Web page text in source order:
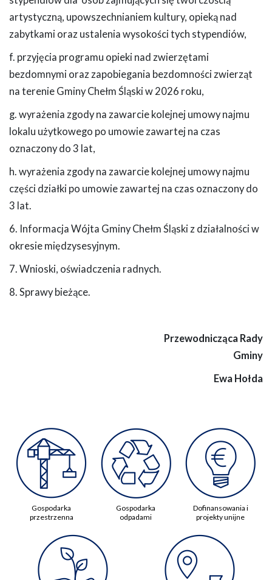
artystyczną, upowszechnianiem kultury, opieką nad
zabytkami oraz ustalenia wysokości tych stypendiów,
f. przyjęcia programu opieki nad zwierzętami
bezdomnymi oraz zapobiegania bezdomności zwierząt
na terenie Gminy Chełm Śląski w 2026 roku,
g. wyrażenia zgody na zawarcie kolejnej umowy najmu
lokalu użytkowego po umowie zawartej na czas
oznaczony do 3 lat,
h. wyrażenia zgody na zawarcie kolejnej umowy najmu
części działki po umowie zawartej na czas oznaczony do
3 lat.
6. Informacja Wójta Gminy Chełm Śląski z działalności w
okresie międzysesyjnym.
7. Wnioski, oświadczenia radnych.
8. Sprawy bieżące.
Przewodnicząca Rady
Gminy
Ewa Hołda
Gospodarka
przestrzenna
Gospodarka
odpadami
Dofinansowania i
projekty unijne